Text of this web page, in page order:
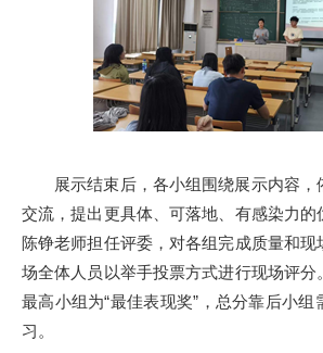
展示结束后，各小组围绕展示内容
交流，提出更具体、可落地、有感染力的
陈铮老师担任评委，对各组完成质量和现
场全体人员以举手投票方式进行现场评分
最高小组为“最佳表现奖”，总分靠后小
习。